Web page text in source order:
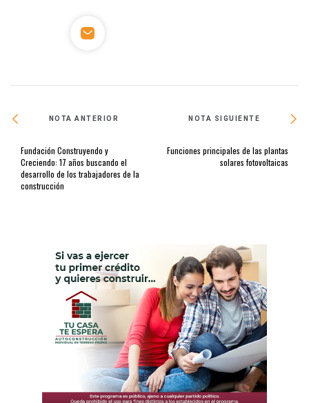
NOTA ANTERIOR
Fundación Construyendo y
Creciendo: 17 años buscando el
desarrollo de los trabajadores de la
construcción
NOTA SIGUIENTE
Funciones principales de las plantas
solares fotovoltaicas